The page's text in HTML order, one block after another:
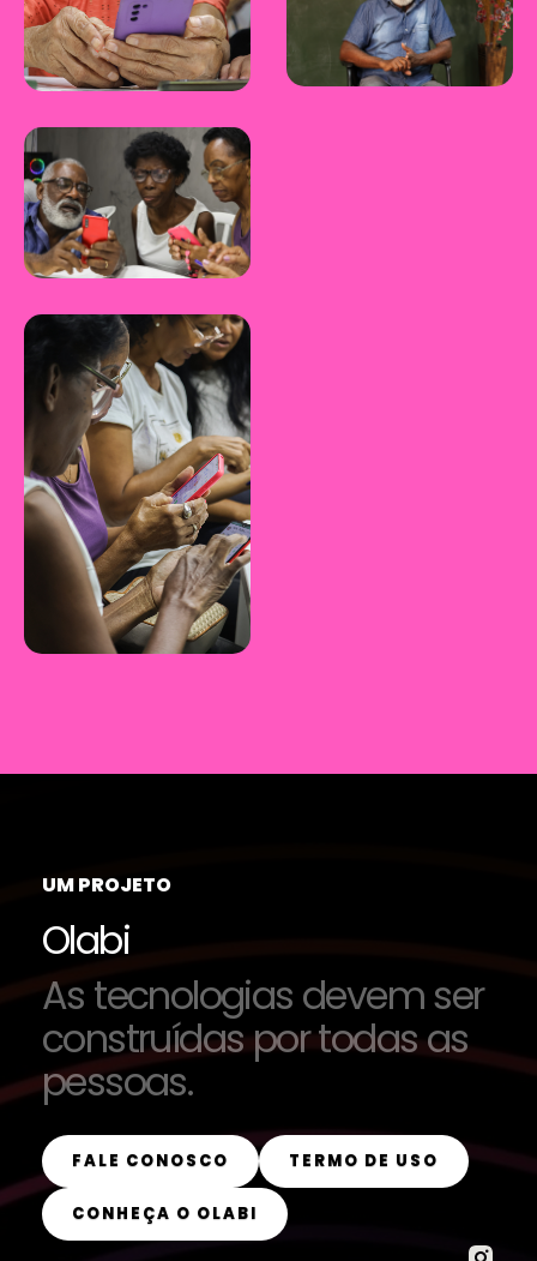
UM PROJETO
Olabi
As tecnologias devem ser
construídas por todas as
pessoas.
CONHEÇA O OLABI
FALE CONOSCO TERMO DE USO